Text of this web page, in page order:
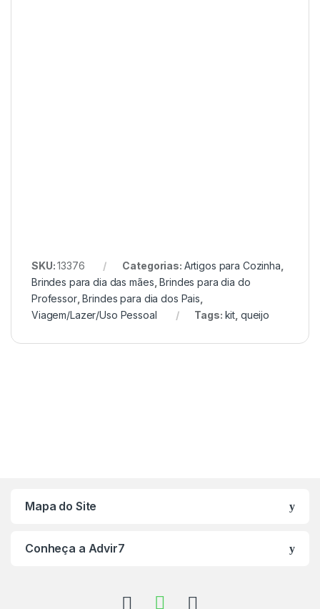
SKU:13376 Categorias: Artigos para Cozinha
Brindes para dia das mães ,Brindes para dia do
Professor,Brindes para dia dos Pais
Viagem/Lazer/Uso Pessoal
Tags: kit queijo
Mapa do Site
Conheça a Advir7